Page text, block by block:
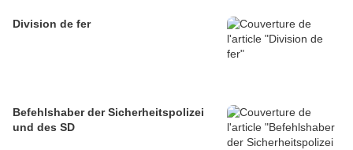
Division de fer
Befehlshaber der Sicherheitspolizei
und des SD